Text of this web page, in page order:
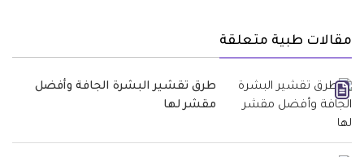
مقالات طبية متعلقة
طرق تقشير البشرة الجافة وأفضل
مقشر لها